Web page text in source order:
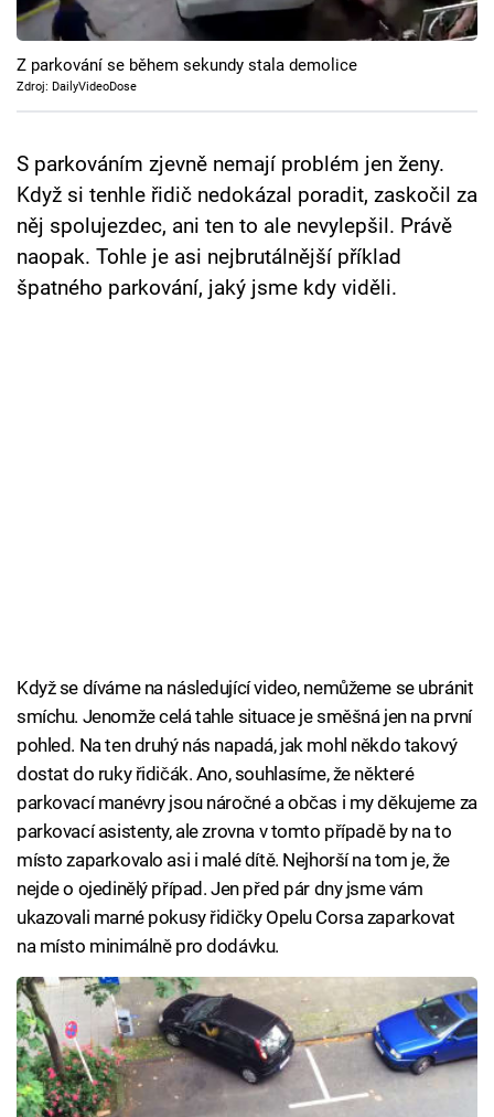
Cool Esport
Pořady
Sledujte prima+
Přihlášení
Z parkování se během sekundy stala demolice
Zdroj: DailyVideoDose
S parkováním zjevně nemají problém jen ženy.
Když si tenhle řidič nedokázal poradit, zaskočil za
něj spolujezdec, ani ten to ale nevylepšil. Právě
naopak. Tohle je asi nejbrutálnější příklad
špatného parkování, jaký jsme kdy viděli.
Když se díváme na následující video, nemůžeme se ubránit
smíchu. Jenomže celá tahle situace je směšná jen na první
pohled. Na ten druhý nás napadá, jak mohl někdo takový
dostat do ruky řidičák. Ano, souhlasíme, že některé
parkovací manévry jsou náročné a občas i my děkujeme za
parkovací asistenty, ale zrovna v tomto případě by na to
místo zaparkovalo asi i malé dítě. Nejhorší na tom je, že
nejde o ojedinělý případ. Jen před pár dny jsme vám
ukazovali marné pokusy řidičky Opelu Corsa zaparkovat
na místo minimálně pro dodávku.